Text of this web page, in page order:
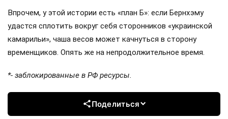
участия Польши в украинском конфликте: премьер
категорически отверг идею ввода войск, опасаясь прямой
объяснима: на кону его политическое будущее. В
власть с правыми силами из «Права и справедливости», и